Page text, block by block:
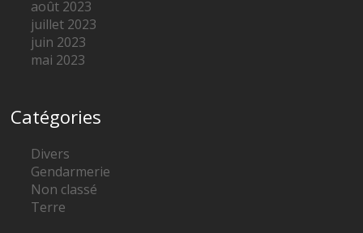
août 2023
juillet 2023
juin 2023
mai 2023
Catégories
Divers
Gendarmerie
Non classé
Terre